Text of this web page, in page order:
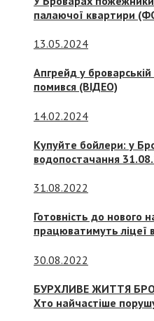
палаючої квартири
13.05.2024
Апгрейд у
помився (ВІДЕО)
14.02.2024
Купуйте бойлери: у
водопостачання
31.08.2022
Готовність до нового
працюватимуть ліцеї
30.08.2022
БУРХЛИВЕ ЖИТТЯ
Хто найчастіше